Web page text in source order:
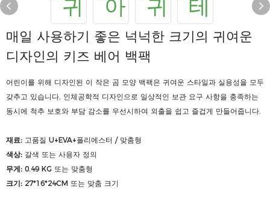
매일 사용하기 좋은 넉넉한 크기의 귀여운
디자인의 키즈 베어 백팩
어린이를 위해 디자인된 이 작은 곰 모양 백팩은 귀여운 스타일과 실용성을 모두
갖추고 있습니다. 인체공학적 디자인으로 일상적인 보관 요구 사항을 충족하는
동시에 척추 보호와 부담 감소를 우선시하여 외출을 쉽고 즐겁게 만들어줍니다.
재료: 고품질 U+EVA+폴리에스터 / 맞춤형
색상: 갈색 또는 사용자 정의
무게: 0.49 KG 또는 맞춤형
크기: 27*16*24CM 또는 맞춤 크기